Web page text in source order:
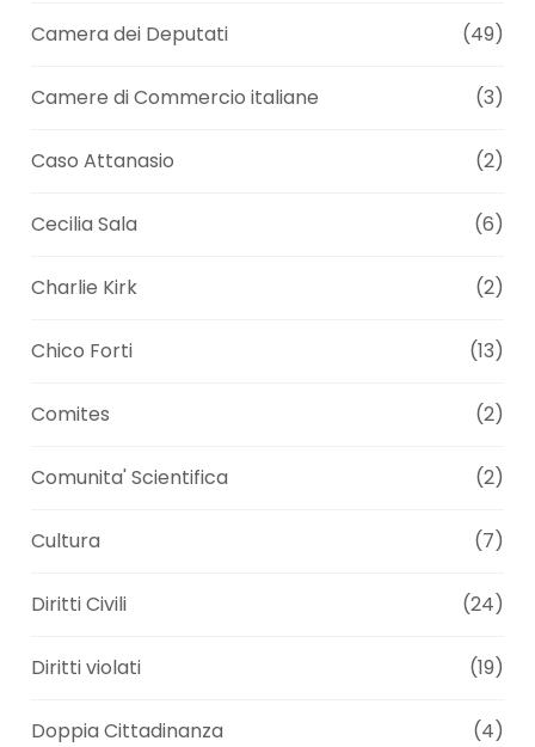
Camera dei Deputati (49)
Camere di Commercio italiane (3)
Caso Attanasio (2)
Cecilia Sala (6)
Charlie Kirk (2)
Chico Forti (13)
Comites (2)
Comunita' Scientifica (2)
Cultura (7)
Diritti Civili (24)
Diritti violati (19)
Doppia Cittadinanza (4)